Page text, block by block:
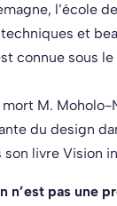
l’école
et
connue sous
mort M. Moholo-
du design
son livre Vision
n’est pas une